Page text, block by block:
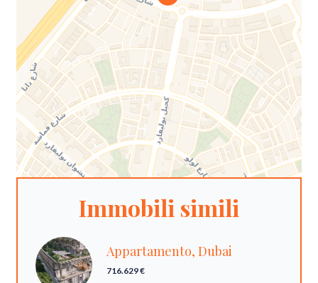
Immobili simili
Appartamento, Dubai
716.629 €